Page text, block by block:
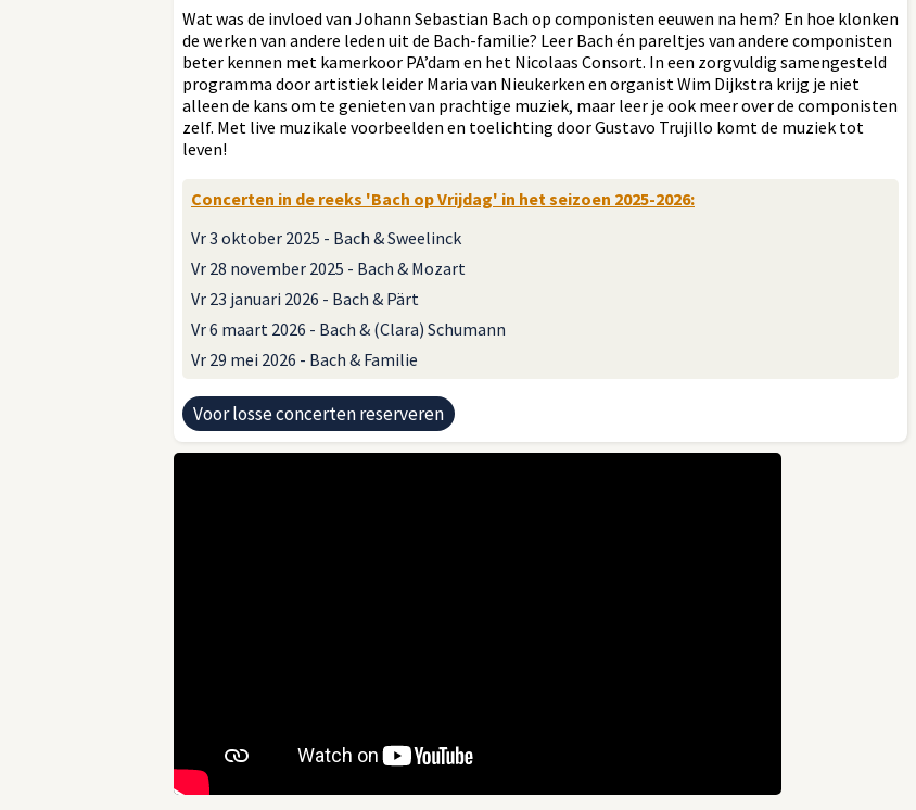
Wat was de invloed van Johann Sebastian Bach op componisten eeuwen na hem? En hoe klonken
de werken van andere leden uit de Bach-familie? Leer Bach én pareltjes van andere componisten
beter kennen met kamerkoor PA’dam en het Nicolaas Consort. In een zorgvuldig samengesteld
programma door artistiek leider Maria van Nieukerken en organist Wim Dijkstra krijg je niet
alleen de kans om te genieten van prachtige muziek, maar leer je ook meer over de componisten
zelf. Met live muzikale voorbeelden en toelichting door Gustavo Trujillo komt de muziek tot
leven!
Concerten in de reeks 'Bach op Vrijdag' in het seizoen 2025-2026:
Vr 3 oktober 2025 - Bach & Sweelinck
Vr 28 november 2025 - Bach & Mozart
Vr 23 januari 2026 - Bach & Pärt
Vr 6 maart 2026 - Bach & (Clara) Schumann
Vr 29 mei 2026 - Bach & Familie
Voor losse concerten reserveren